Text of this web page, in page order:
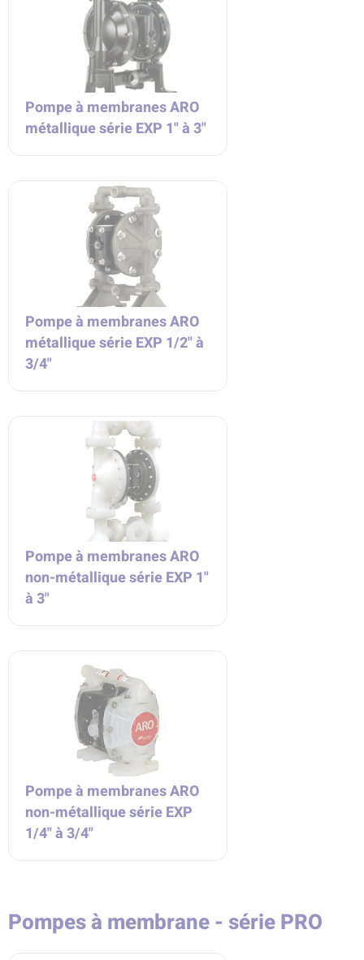
Pompe à membranes ARO
métallique série EXP 1" à 3"
Pompe à membranes ARO
métallique série EXP 1/2" à
3/4"
Pompe à membranes ARO
non-métallique série EXP 1"
à 3"
Pompe à membranes ARO
non-métallique série EXP
1/4" à 3/4"
Pompes à membrane - série PRO